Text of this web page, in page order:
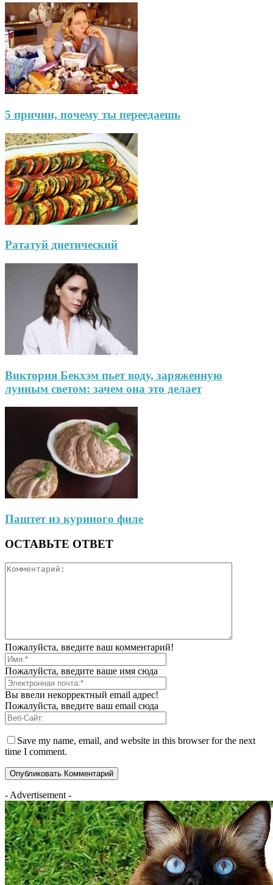
5 причин, почему ты переедаешь
Рататуй диетический
Виктория Бекхэм пьет воду, заряженную
лунным светом: зачем она это делает
Паштет из куриного филе
ОСТАВЬТЕ ОТВЕТ
Пожалуйста, введите ваш комментарий!
Пожалуйста, введите ваше имя сюда
Вы ввели некорректный email адрес!
Пожалуйста, введите ваш email сюда
Save my name, email, and website in this browser for the next
time I comment.
- Advertisement -